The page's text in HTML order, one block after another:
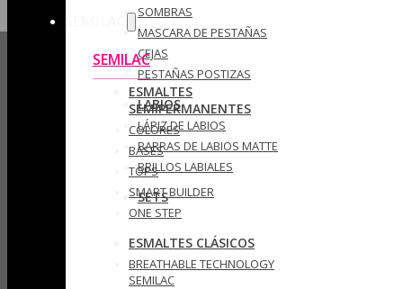
SOMBRAS
MASCARA DE PESTAÑAS
CEJAS
PESTAÑAS POSTIZAS
LABIOS
LÁPIZ DE LABIOS
BARRAS DE LABIOS MATTE
BRILLOS LABIALES
SETS
SEMILAC
ESMALTES
SEMIPERMANENTES
COLORES
BASES
TOPS
SMART BUILDER
ONE STEP
ESMALTES CLÁSICOS
BREATHABLE TECHNOLOGY
SEMILAC